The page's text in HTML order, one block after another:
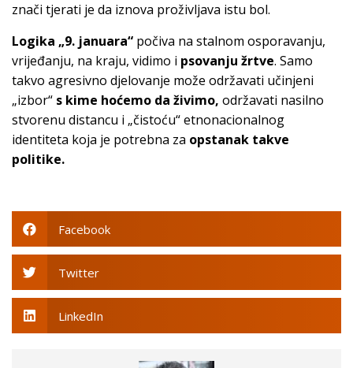
znači tjerati je da iznova proživljava istu bol.
Logika „9. januara“ počiva na stalnom osporavanju,
vrijeđanju, na kraju, vidimo i psovanju žrtve. Samo
takvo agresivno djelovanje može održavati učinjeni
„izbor“ s kime hoćemo da živimo, održavati nasilno
stvorenu distancu i „čistoću“ etnonacionalnog
identiteta koja je potrebna za opstanak takve
politike.
Facebook
Twitter
LinkedIn